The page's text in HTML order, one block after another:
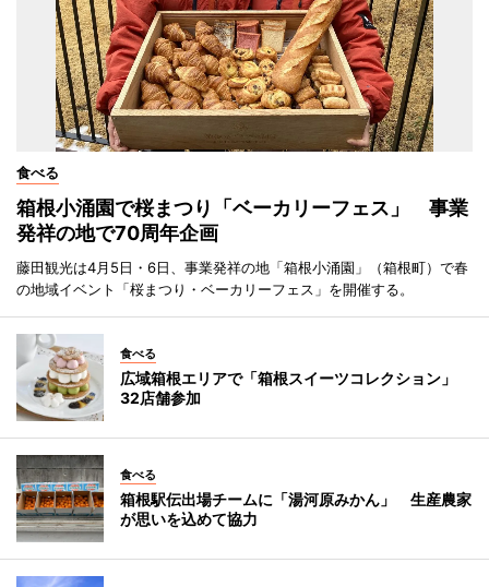
食べる
箱根小涌園で桜まつり「ベーカリーフェス」 事業
発祥の地で70周年企画
藤田観光は4月5日・6日、事業発祥の地「箱根小涌園」（箱根町）で春
の地域イベント「桜まつり・ベーカリーフェス」を開催する。
食べる
広域箱根エリアで「箱根スイーツコレクション」
32店舗参加
食べる
箱根駅伝出場チームに「湯河原みかん」 生産農家
が思いを込めて協力